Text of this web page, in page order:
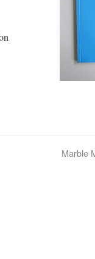
Marble